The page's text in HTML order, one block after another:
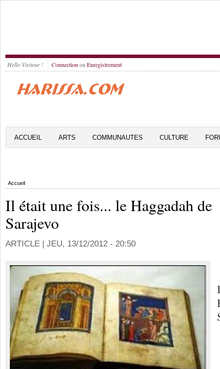
Hello Visiteur ! Connection ou Enregistrement
ACCUEIL ARTS COMMUNAUTES CULTURE
Accueil
Il était une fois... le Haggadah de
Sarajevo
ARTICLE | JEU, 13/12/2012 - 20:50